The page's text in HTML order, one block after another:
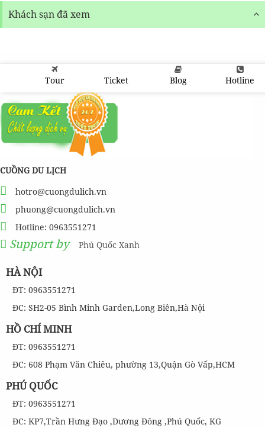
Khách sạn đã xem
Tour Ticket Blog Hotline
CUỒNG DU LỊCH
hotro@cuongdulich.vn
phuong@cuongdulich.vn
Hotline: 0963551271
Support by Phú Quốc Xanh
HÀ NỘI
ĐT: 0963551271
ĐC: SH2-05 Bình Minh Garden,Long Biên,Hà Nội
HỒ CHÍ MINH
ĐT: 0963551271
ĐC: 608 Phạm Văn Chiêu, phường 13,Quận Gò Vấp,HCM
PHÚ QUỐC
ĐT: 0963551271
ĐC: KP7,Trần Hưng Đạo ,Dương Đông ,Phú Quốc, KG